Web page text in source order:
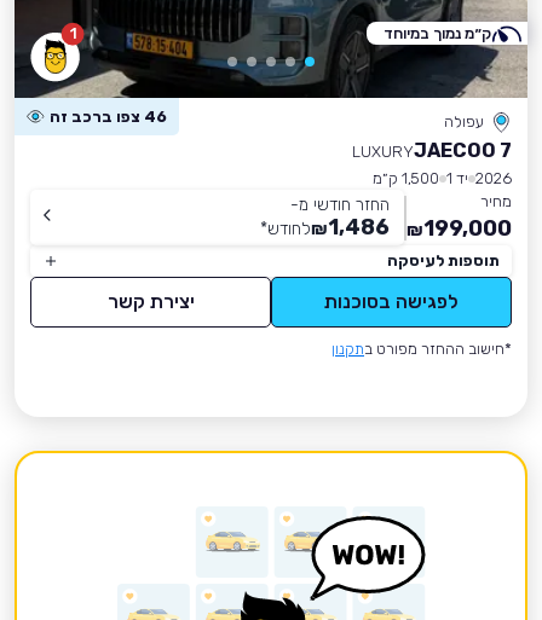
1
עפולה 46 צפו ברכב זה
JAECOO 7
LUXURY
2026 יד 1
1,500 ק״מ
מחיר
199,000
₪
החזר חודשי מ-
1,486
₪לחודש*
תוספות לעיסקה
לפגישה בסוכנות יצירת קשר
*חישוב ההחזר מפורט בתקנון
ק״מ נמוך במיוחד